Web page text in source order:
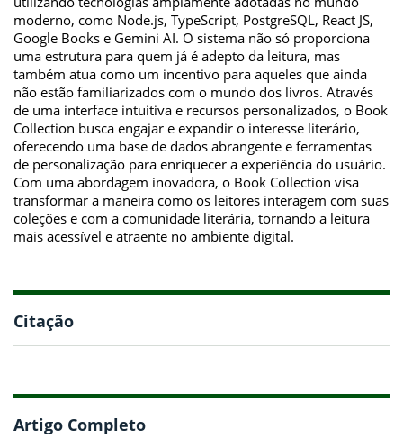
moderno, como Node.js, TypeScript, PostgreSQL, React JS,
Google Books e Gemini AI. O sistema não só proporciona
uma estrutura para quem já é adepto da leitura, mas
também atua como um incentivo para aqueles que ainda
não estão familiarizados com o mundo dos livros. Através
de uma interface intuitiva e recursos personalizados, o Book
Collection busca engajar e expandir o interesse literário,
oferecendo uma base de dados abrangente e ferramentas
de personalização para enriquecer a experiência do usuário.
Com uma abordagem inovadora, o Book Collection visa
transformar a maneira como os leitores interagem com suas
coleções e com a comunidade literária, tornando a leitura
mais acessível e atraente no ambiente digital.
Citação
Artigo Completo